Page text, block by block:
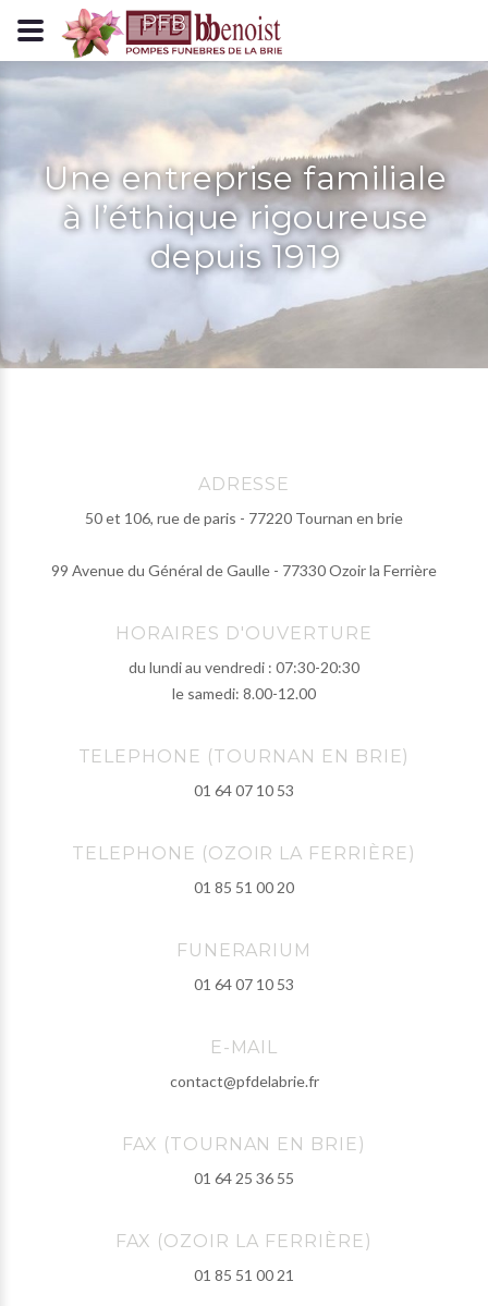
Panneau de gestion des cookies
Une entreprise familiale
à l’éthique rigoureuse
depuis 1919
ADRESSE
50 et 106, rue de paris - 77220 Tournan en brie
99 Avenue du Général de Gaulle - 77330 Ozoir la Ferrière
HORAIRES D'OUVERTURE
du lundi au vendredi : 07:30-20:30
le samedi: 8.00-12.00
TELEPHONE (TOURNAN EN BRIE)
01 64 07 10 53
TELEPHONE (OZOIR LA FERRIÈRE)
01 85 51 00 20
FUNERARIUM
01 64 07 10 53
E-MAIL
contact@pfdelabrie.fr
FAX (TOURNAN EN BRIE)
01 64 25 36 55
FAX (OZOIR LA FERRIÈRE)
01 85 51 00 21